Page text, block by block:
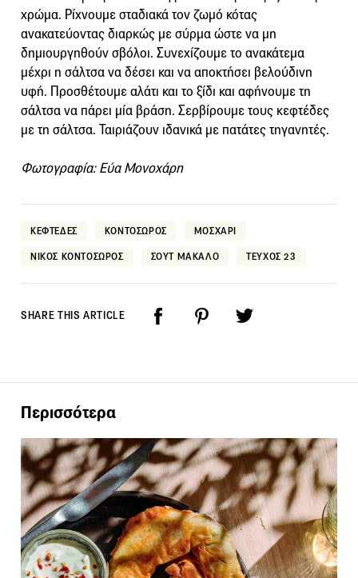
χρώμα. Ρίχνουμε σταδιακά τον ζωμό κότας
ανακατεύοντας διαρκώς με σύρμα ώστε να μη
δημιουργηθούν σβόλοι. Συνεχίζουμε το ανακάτεμα
μέχρι η σάλτσα να δέσει και να αποκτήσει βελούδινη
υφή. Προσθέτουμε αλάτι και το ξίδι και αφήνουμε τη
σάλτσα να πάρει μία βράση. Σερβίρουμε τους κεφτέδες
με τη σάλτσα. Ταιριάζουν ιδανικά με πατάτες τηγανητές.
Φωτογραφία: Εύα Μονοχάρη
ΚΕΦΤΕΔΕΣ ΚΟΝΤΟΣΩΡΟΣ ΜΟΣΧΑΡΙ
ΝΙΚΟΣ ΚΟΝΤΟΣΩΡΟΣ ΣΟΥΤ ΜΑΚΑΛΟ ΤΕΥΧΟΣ 23
SHARE THIS ARTICLE
Περισσότερα